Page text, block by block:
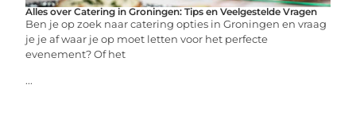
Alles over Catering in Groningen: Tips en Veelgestelde Vragen
Ben je op zoek naar catering opties in Groningen en vraag
je je af waar je op moet letten voor het perfecte
evenement? Of het
...